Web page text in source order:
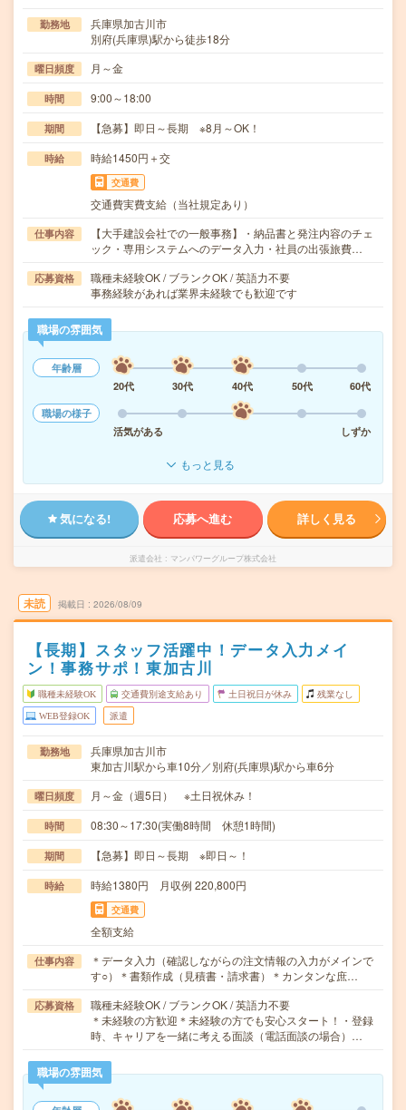
勤務地
兵庫県加古川市
別府(兵庫県)駅から徒歩18分
曜日頻度 月～金
時間 9:00～18:00
期間 【急募】即日～長期 ※8月～OK！
時給 時給1450円＋交
交通費
交通費実費支給（当社規定あり）
仕事内容
【大手建設会社での一般事務】・納品書と発注内容のチェ
ック・専用システムへのデータ入力・社員の出張旅費…
応募資格
職種未経験OK / ブランクOK / 英語力不要
事務経験があれば業界未経験でも歓迎です
職場の雰囲気
年齢層
20代
30代 40代 50代
60代
職場の様子
活気がある
しずか
もっと見る
気になる! 応募へ進む 詳しく見る
派遣会社 マンパワーグループ株式会社
未読 掲載日 2026/08/09
【長期】スタッフ活躍中！データ入力メイ
ン！事務サポ！東加古川
職種未経験OK 交通費別途支給あり 土日祝日が休み 残業なし
WEB登録OK 派遣
勤務地
兵庫県加古川市
東加古川駅から車10分／別府(兵庫県)駅から車6分
曜日頻度 月～金（週5日） ※土日祝休み！
時間 08:30～17:30(実働8時間 休憩1時間)
期間 【急募】即日～長期 ※即日～！
時給 時給1380円 月収例 220,800円
交通費
全額支給
仕事内容
＊データ入力（確認しながらの注文情報の入力がメインで
す○）＊書類作成（見積書・請求書）＊カンタンな庶…
応募資格
職種未経験OK / ブランクOK / 英語力不要
＊未経験の方歓迎＊未経験の方でも安心スタート！・登録
時、キャリアを一緒に考える面談（電話面談の場合）…
職場の雰囲気